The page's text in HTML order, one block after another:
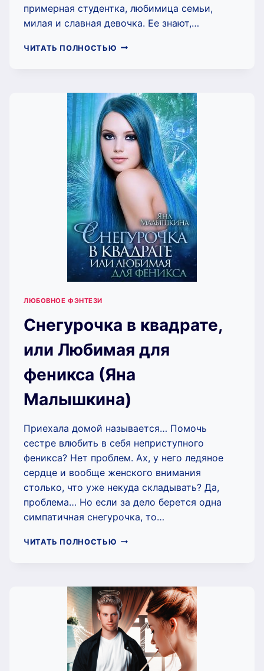
примерная студентка, любимица семьи,
милая и славная девочка. Ее знают,…
ЧИТАТЬ ПОЛНОСТЬЮ 3+3=2,
СЕРДЕЦ
(ЯНА
МАЛЫШКИНА)
ЛЮБОВНОЕ ФЭНТЕЗИ
Снегурочка в квадрате,
или Любимая для
феникса (Яна
Малышкина)
Приехала домой называется… Помочь
сестре влюбить в себя неприступного
феникса? Нет проблем. Ах, у него ледяное
сердце и вообще женского внимания
столько, что уже некуда складывать? Да,
проблема… Но если за дело берется одна
симпатичная снегурочка, то…
ЧИТАТЬ ПОЛНОСТЬЮ СНЕГУРОЧКА
ЛЮБИМАЯ
ДЛЯ
ФЕНИКСА
(ЯНА
МАЛЫШКИНА)